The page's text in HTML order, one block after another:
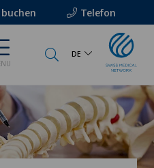
Telefon
DE